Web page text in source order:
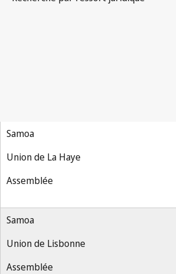
Samoa
Union de La Haye
Assemblée
Samoa
Union de Lisbonne
Assemblée